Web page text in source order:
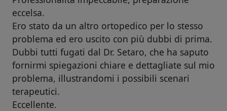
eccelsa.
Ero stato da un altro ortopedico per lo stesso
problema ed ero uscito con più dubbi di prima.
Dubbi tutti fugati dal Dr. Setaro, che ha saputo
fornirmi spiegazioni chiare e dettagliate sul mio
problema, illustrandomi i possibili scenari
terapeutici.
Eccellente.